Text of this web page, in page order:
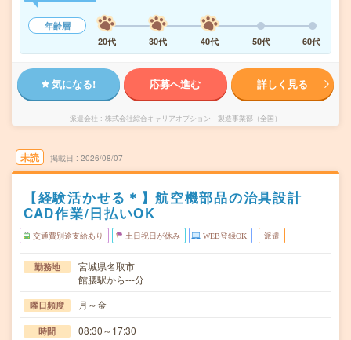
年齢層
20代
30代 40代 50代 60代
気になる! 応募へ進む 詳しく見る
派遣会社 株式会社綜合キャリアオプション 製造事業部（全国）
未読 掲載日 2026/08/07
【経験活かせる＊】航空機部品の治具設計
CAD作業/日払いOK
交通費別途支給あり 土日祝日が休み WEB登録OK 派遣
勤務地
宮城県名取市
館腰駅から---分
曜日頻度 月～金
時間 08:30～17:30